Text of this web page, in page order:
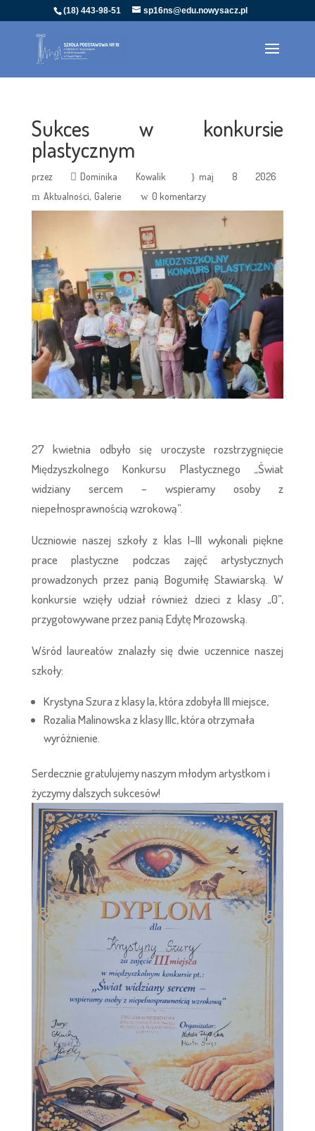
(18) 443-98-51 sp16ns@edu.nowysacz.pl
Sukces w konkursie
plastycznym
przez Dominika Kowalik
maj 8 2026
Aktualności Galerie 0 komentarzy
27 kwietnia odbyło się uroczyste rozstrzygnięcie
Międzyszkolnego Konkursu Plastycznego „Świat
widziany sercem – wspieramy osoby z
niepełnosprawnością wzrokową”.
Uczniowie naszej szkoły z klas I–III wykonali piękne
prace plastyczne podczas zajęć artystycznych
prowadzonych przez panią Bogumiłę Stawiarską. W
konkursie wzięły udział również dzieci z klasy „0”,
przygotowywane przez panią Edytę Mrozowską.
Wśród laureatów znalazły się dwie uczennice naszej
szkoły:
Krystyna Szura z klasy Ia, która zdobyła III miejsce,
Rozalia Malinowska z klasy IIIc, która otrzymała
wyróżnienie.
Serdecznie gratulujemy naszym młodym artystkom i
życzymy dalszych sukcesów!